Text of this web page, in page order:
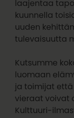
laajentaa
kuunnella
uuden
tulevaisuutta
Kutsumme
luomaan
ja toimijat että
vieraat voivat
Kulttuuri-